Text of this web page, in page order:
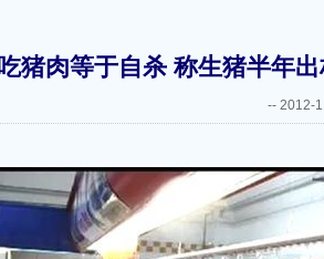
猪肉等于自杀 称生猪半年
-- 2012-